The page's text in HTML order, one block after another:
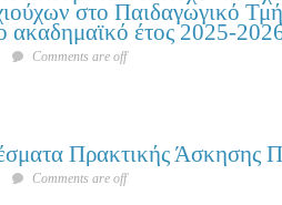
στο Παιδαγωγικό
ακαδημαϊκό έτος 2025-
Comments are off
Πρακτικής Άσκησης
Comments are off